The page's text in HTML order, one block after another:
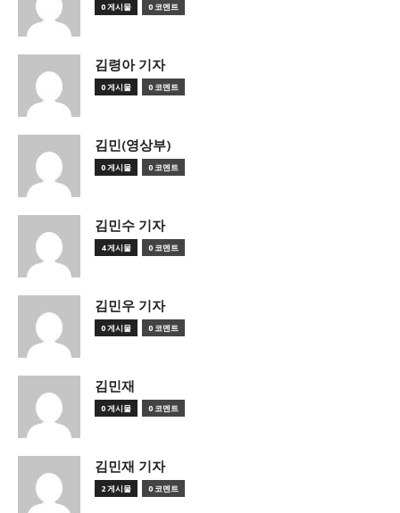
0 게시물 0 코멘트
김령아 기자
0 게시물 0 코멘트
김민(영상부)
0 게시물 0 코멘트
김민수 기자
4 게시물 0 코멘트
김민우 기자
0 게시물 0 코멘트
김민재
0 게시물 0 코멘트
김민재 기자
2 게시물 0 코멘트